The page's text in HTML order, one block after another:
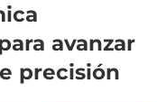
avanzar
precisión